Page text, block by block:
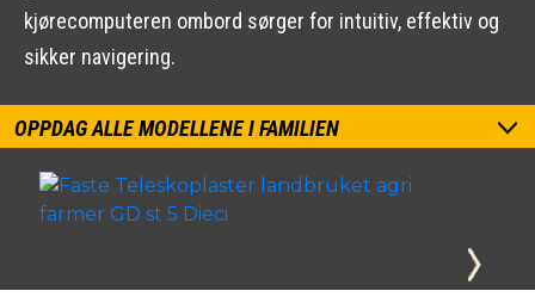
kjørecomputeren ombord sørger for intuitiv, effektiv og
sikker navigering.
OPPDAG ALLE MODELLENE I FAMILIEN